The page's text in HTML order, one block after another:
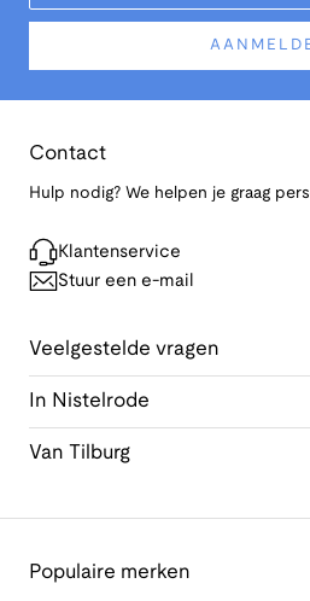
Contact
Hulp nodig? We helpen je graag
Klantenservice
Stuur een e-mail
Veelgestelde vragen
In Nistelrode
Van Tilburg
Populaire merken